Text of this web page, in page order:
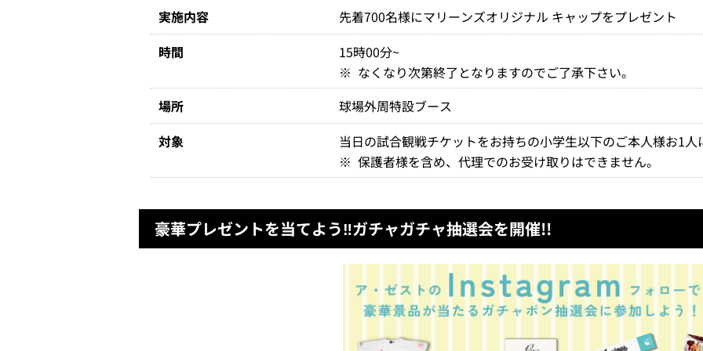
実施内容
先着700名様にマリーンズオリジナル キャップをプレゼント
時間
15時00分~
※ なくなり次第終了となりますのでご了承下さい。
場所
球場外周特設ブース
対象
当日の試合観戦チケットをお持ちの小学生以下のご本人様お1人
※ 保護者様を含め、代理でのお受け取りはできません。
豪華プレゼントを当てよう‼ガチャガチャ抽選会を開催!!